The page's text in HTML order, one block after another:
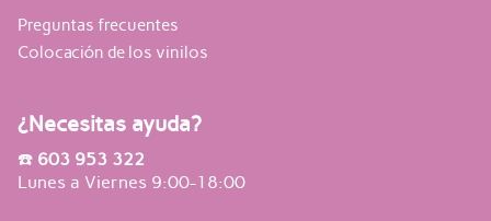
Preguntas frecuentes
Colocación de los vinilos
¿Necesitas ayuda?
☎️ 603 953 322
Lunes a Viernes 9:00-18:00